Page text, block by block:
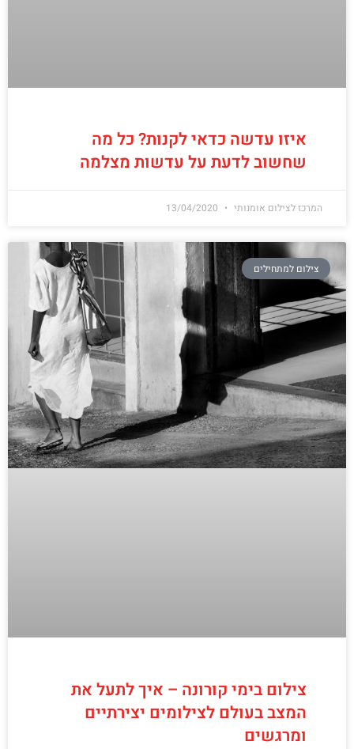
איזו עדשה כדאי לקנות? כל מה
שחשוב לדעת על עדשות מצלמה
המרכז לצילום אומנותי
צילום למתחילים
צילום בימי קורונה – איך לתעל את
המצב בעולם לצילומים יצירתיים
ומרגשים